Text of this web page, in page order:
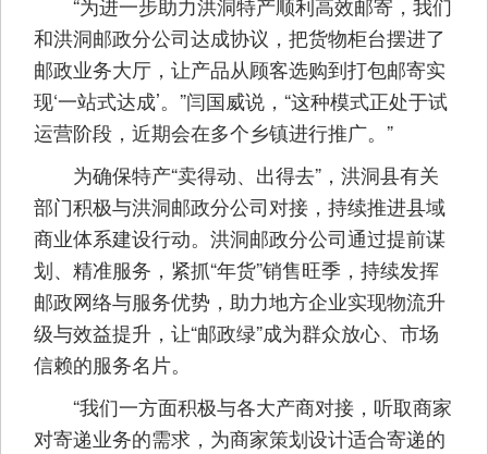
和洪洞邮政分公司达成协议，把货物柜台摆进了
邮政业务大厅，让产品从顾客选购到打包邮寄实
现‘一站式达成’。”闫国威说，“这种模式正处于试
运营阶段，近期会在多个乡镇进行推广。”
为确保特产“卖得动、出得去”，洪洞县有关
部门积极与洪洞邮政分公司对接，持续推进县域
商业体系建设行动。洪洞邮政分公司通过提前谋
划、精准服务，紧抓“年货”销售旺季，持续发挥
邮政网络与服务优势，助力地方企业实现物流升
级与效益提升，让“邮政绿”成为群众放心、市场
信赖的服务名片。
“我们一方面积极与各大产商对接，听取商家
对寄递业务的需求，为商家策划设计适合寄递的